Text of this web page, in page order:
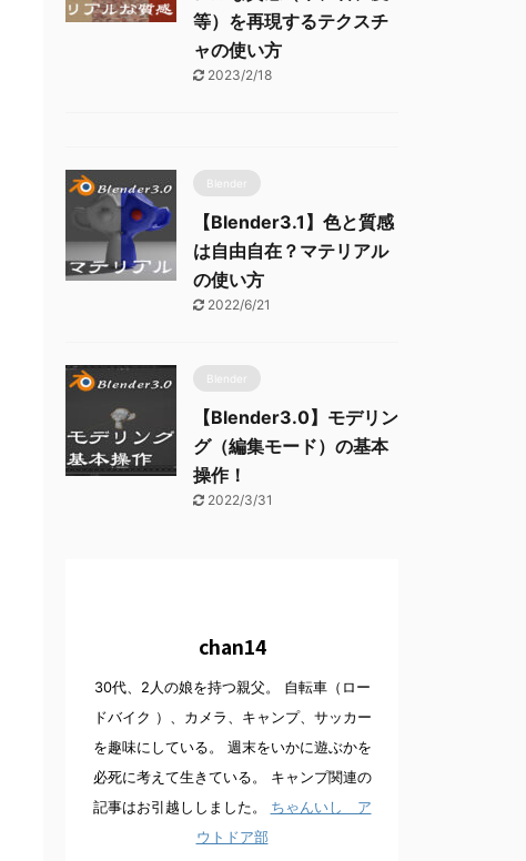
等）を再現するテクスチ
ャの使い方
2023/2/18
Blender
【Blender3.1】色と質感
は自由自在？マテリアル
の使い方
2022/6/21
Blender
【Blender3.0】モデリン
グ（編集モード）の基本
操作！
2022/3/31
chan14
30代、2人の娘を持つ親父。 自転車（ロー
ドバイク ）、カメラ、キャンプ、サッカー
を趣味にしている。 週末をいかに遊ぶかを
必死に考えて生きている。 キャンプ関連の
記事はお引越ししました。 ちゃんいし ア
ウトドア部